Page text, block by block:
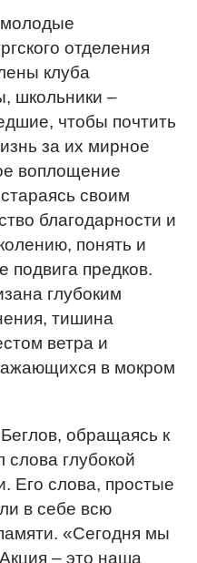
отделения
клуба
школьники –
чтобы почтить
за их мирное
воплощение
своим
благодарности и
понять и
подвига предков.
глубоким
тишина
ветра и
в мокром
обращаясь к
глубокой
Его слова, простые
в себе всю
«Сегодня мы
– это наша